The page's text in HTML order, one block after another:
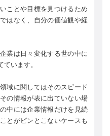
ことや目標を見つけるため
はなく、自分の価値観や経
業は日々変化する世の中に
います。
域に関してはそのスピード
の情報が表に出ていない場
中には企業情報だけを見続
とがピンとこないケースも